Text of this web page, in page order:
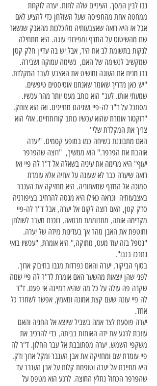
נבו לבין המסך. העיניים שלה לחות. יערה לוקחת
ממחטה אחת מהחפיסה שעל השולחן כדי להציע לאם
אבל אז היא רואה שאצבעותיה מלוכלכות מהאבק שנשאר
שם מהשיטוט על המדף ומפירורי עוגה. היא מתחילה
לנקות בתשומת לב את היד, אבל יש בה עדיין חלק קטן
שמקשיב לנשימה של האם, נשימה עמוקה ושבירה.
נבו מניח את העוגה ומושיט את האצבע לעבר המקלדת.
"יש כאן מדריך שאומר שאנחנו אוטיסטים טיפשים.
שמעתי אותו. לעג" הוא כותב מעט יותר מהר עכשיו.
מסתכל על ד"ר לה-פיי ושניהם מחייכים. ואז הוא צוחק.
"דוקטור אומרת שהוא עכשיו כותב קורותחיים. אולי הוא
צריך את המקלדת שלי"
האם מתבוננת בשיחה כמו במופע קסמים. "יערה
אוהבת את הפרפר." הוא ממשיך, "רוצה שהפרפר
יעוף" היא מרימה את עיניה בשאלה אל ד"ר לה פיי ואז
רואה שיערה כבר לא שעונה על אחיה אלא עומדת
סמוכה אל המדף שמאחוריה. היא מחזיקה את הענבר
באצבעותיה ונראה כאילו היא מנסה להרחיב בציפורניה
סדק קטן, האם רוצה לקום אל יערה, אבל ד"ר לה-פיי
מקדימה אותה, מתרוממת מכסאה, רוכנת מעבר לשולחן
וחוטפת את האבן מהר אך בעדינות מידה של יערה.
"נטפל בזה עוד מעט, מתוקה," היא אומרת, "עכשיו בואי
נתרכז בנבו".
בסוף הביקור, יערה והאם נפרדות מנבו בחיבוק ארוך.
לפני שהן יוצאות מהשער האם אומרת לד"ר לה פיי שמה
שקרה פה עולה על כל מה שהיא דמיינה אי פעם. ד"ר
לה פיי עונה שעם קצת אמונה ומאמץ, אפשר לשחרר כל
אחד.
יערה פוסעת לצד אמה בשביל שיוצא אל החניה והאם
עוזבת לרגע את ידה האוחזת בביתה, כדי להרכיב את
משקפי השמש. יערה מסתובבת אל עבר החלון. ד"ר לה
פיי עומדת שם ומחזיקה את אבן הענבר ומקל ארוך ודק.
היא מחייכת אל יערה וטופחת קלות על אבן הענבר עד
שהפרפר הכחול נחלץ החוצה. לרגע הוא מטפס על